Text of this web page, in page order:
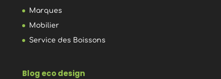
Marques
Mobilier
Service des Boissons
Blog eco design